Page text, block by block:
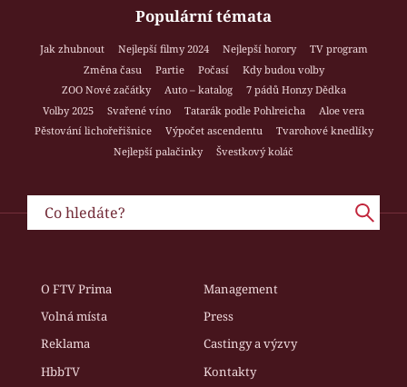
Populární témata
Jak zhubnout Nejlepší filmy 2024 Nejlepší horory
TV program
Změna času
Partie Počasí
Kdy budou volby
ZOO Nové začátky
Auto – katalog
7 pádů Honzy Dědka
Volby 2025
Svařené víno Tatarák podle Pohlreicha
Aloe vera
Pěstování lichořeřišnice
Výpočet ascendentu
Tvarohové knedlíky
Nejlepší palačinky
Švestkový koláč
O FTV Prima
Management
Volná místa
Press
Reklama
Castingy a výzvy
HbbTV
Kontakty